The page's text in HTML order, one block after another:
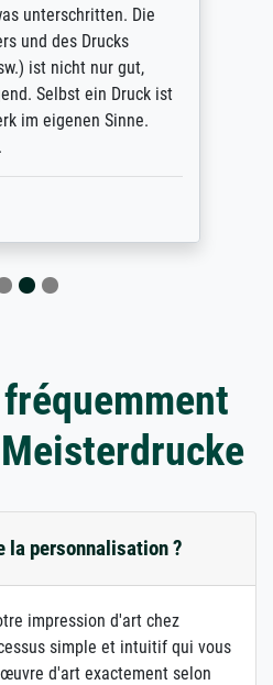
unterschritten. Die
und des Drucks
ist nicht nur gut,
Selbst ein Druck ist
im eigenen Sinne.
la personnalisation ?
impression d'art chez
simple et intuitif qui vous
d'art exactement selon